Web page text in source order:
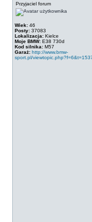
Przyjaciel forum
Wiek: 46
Posty: 37083
Lokalizacja: Kielce
Moje BMW: E38 730d
Kod silnika: M57
Garaż: http://www.bmw-
sport.pl/